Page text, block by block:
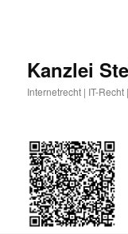
Kanzlei
Internetrecht | IT-